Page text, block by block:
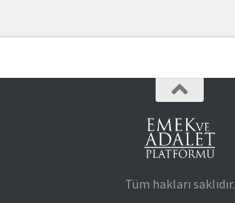
Tüm hakları saklıdır.